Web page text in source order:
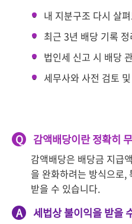
내 지분구조 다시 살
최근 3년 배당 기록 정
법인세 신고 시 배당
세무사와 사전 검토
Q 감액배당이란 정확히
감액배당은 배당금 지급
을 완화하려는 방식으로,
받을 수 있습니다.
A 세법상 불이익을 받을